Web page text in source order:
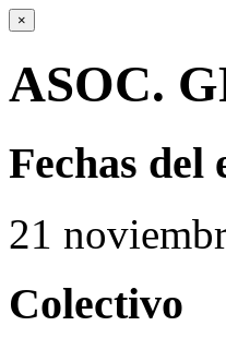
×
ASOC.
Fechas del
21
Colectivo